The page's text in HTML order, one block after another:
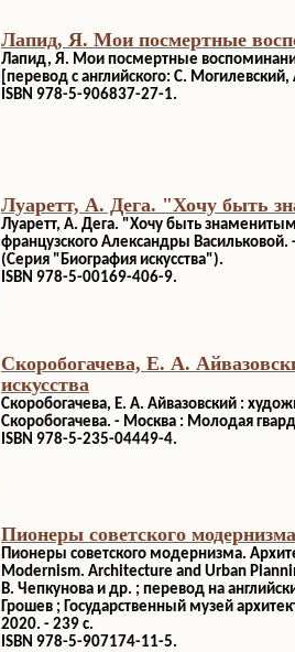
Лапид, Я. Мои посмертные
Лапид, Я. Мои посмертные
[перевод с английского: С.
ISBN 978-5-906837-27-1.
Луаретт, А. Дега. "Хочу быть
Луаретт, А. Дега. "Хочу быть
французского Александры
(Серия "Биография искусства").
ISBN 978-5-00169-406-9.
Скоробогачева, Е. А.
искусства
Скоробогачева, Е. А. Айвазовский :
Скоробогачева. - Москва : Молодая
ISBN 978-5-235-04449-4.
Пионеры советского
Пионеры советского модернизма.
Modernism. Architecture and Urban
В. Чепкунова и др. ; перевод на
Грошев ; Государственный музей
2020. - 239 с.
ISBN 978-5-907174-11-5.